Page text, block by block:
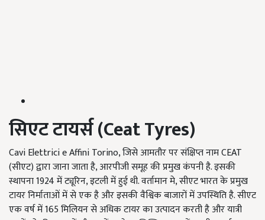
सिएट टायर्स (Ceat Tyres)
Cavi Elettrici e Affini Torino, जिसे आमतौर पर संक्षिप्त नाम CEAT
(सीएट) द्वारा जाना जाता है, आरपीजी समूह की प्रमुख कंपनी है. इसकी
स्थापना 1924 में ट्यूरिन, इटली में हुई थी. वर्तामान मे, सीएट भारत के प्रमुख
टायर निर्माताओं में से एक है और इसकी वैश्विक बाजारों में उपस्थिति है. सीएट
एक वर्ष में 165 मिलियन से अधिक टायर का उत्पादन करती है और यात्री